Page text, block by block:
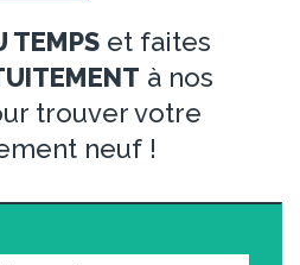
TEMPS et faites
à nos
trouver votre
neuf !